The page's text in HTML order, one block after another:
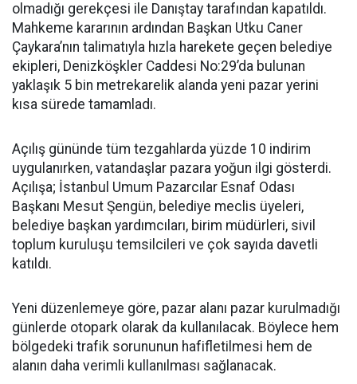
olmadığı gerekçesi ile Danıştay tarafından kapatıldı.
Mahkeme kararının ardından Başkan Utku Caner
Çaykara’nın talimatıyla hızla harekete geçen belediye
ekipleri, Denizköşkler Caddesi No:29’da bulunan
yaklaşık 5 bin metrekarelik alanda yeni pazar yerini
kısa sürede tamamladı.
Açılış gününde tüm tezgahlarda yüzde 10 indirim
uygulanırken, vatandaşlar pazara yoğun ilgi gösterdi.
Açılışa; İstanbul Umum Pazarcılar Esnaf Odası
Başkanı Mesut Şengün, belediye meclis üyeleri,
belediye başkan yardımcıları, birim müdürleri, sivil
toplum kuruluşu temsilcileri ve çok sayıda davetli
katıldı.
Yeni düzenlemeye göre, pazar alanı pazar kurulmadığı
günlerde otopark olarak da kullanılacak. Böylece hem
bölgedeki trafik sorununun hafifletilmesi hem de
alanın daha verimli kullanılması sağlanacak.